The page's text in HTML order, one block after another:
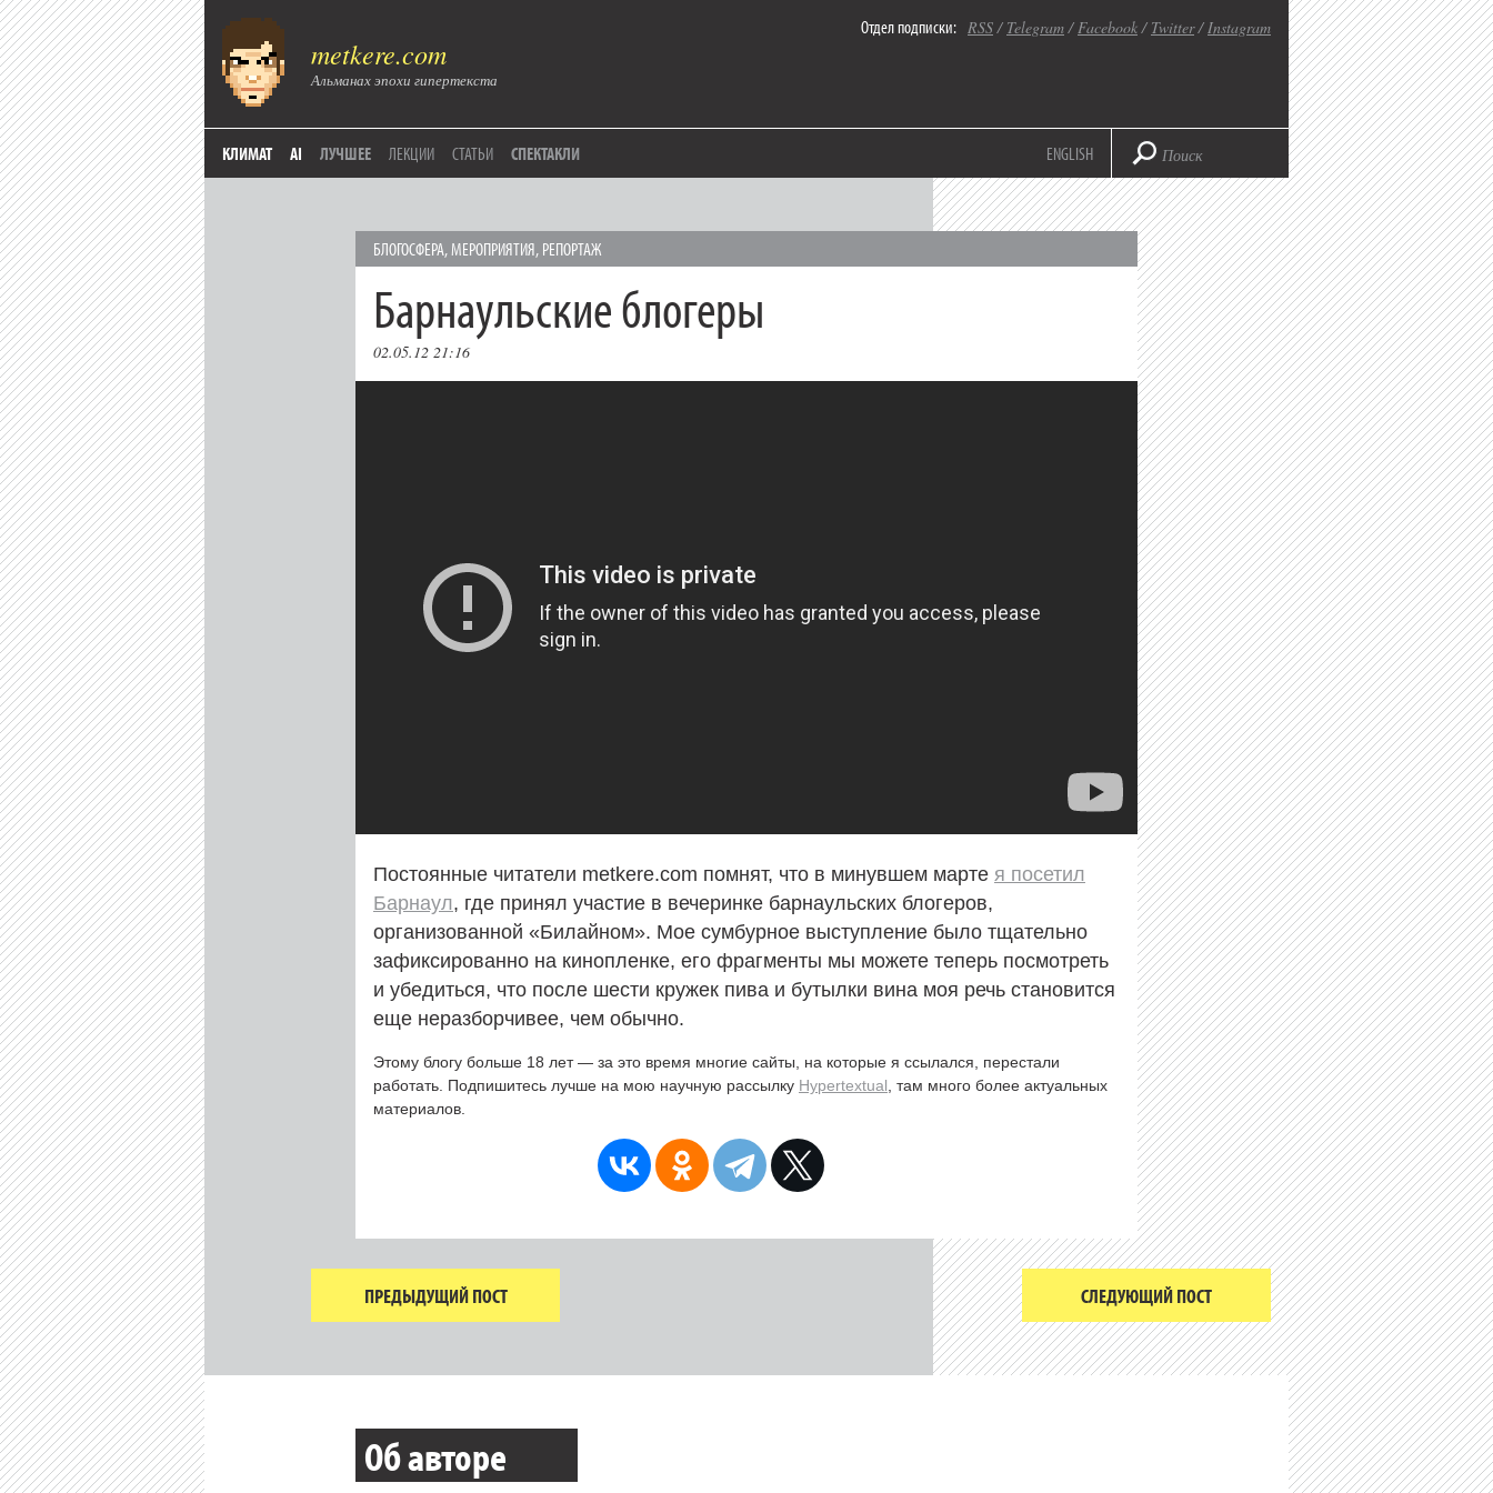
metkere.com
Альманах эпохи гипертекста
Отдел подписки: RSS/ Telegram/Facebook/ Twitter/Instagram
КЛИМАТ AI ЛУЧШЕЕ ЛЕКЦИИ СТАТЬИ СПЕКТАКЛИ ENGLISH
БЛОГОСФЕРА,МЕРОПРИЯТИЯ, РЕПОРТАЖ
Барнаульские блогеры
02.05.12 21:16
Постоянные читатели metkere.com помнят, что в минувшем марте я посетил
Барнаул, где принял участие в вечеринке барнаульских блогеров,
организованной «Билайном». Мое сумбурное выступление было тщательно
зафиксированно на кинопленке, его фрагменты мы можете теперь посмотреть
и убедиться, что после шести кружек пива и бутылки вина моя речь становится
еще неразборчивее, чем обычно.
Этому блогу больше 18 лет — за это время многие сайты, на которые я ссылался, перестали
работать. Подпишитесь лучше на мою научную рассылку Hypertextual , там много более актуальных
материалов.
ПРЕДЫДУЩИЙ ПОСТ СЛЕДУЮЩИЙ ПОСТ
Об авторе